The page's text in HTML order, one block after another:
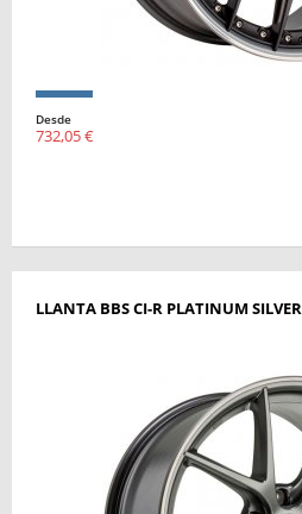
Desde
732,05 €
LLANTA BBS CI-R PLATINUM SILVER